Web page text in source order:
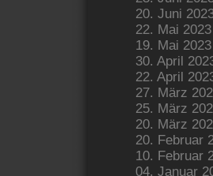
20. Juni
22. Mai
19. Mai
30. April
22. April
27. März
25. März
20. März
20. Februar
10. Februar
04. Januar